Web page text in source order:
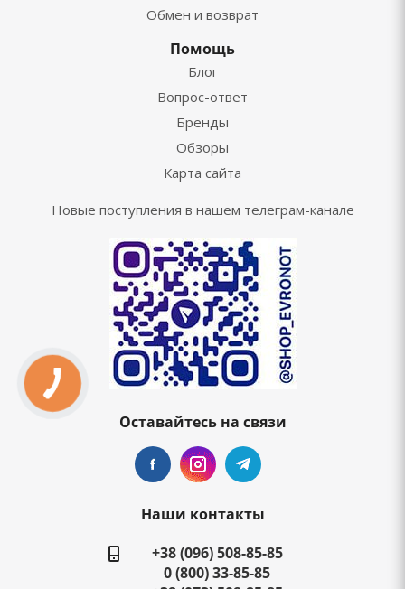
Обмен и возврат
Помощь
Блог
Вопрос-ответ
Бренды
Обзоры
Карта сайта
Новые поступления в нашем телеграм-канале
Оставайтесь на связи
Наши контакты
+38 (096) 508-85-85
0 (800) 33-85-85